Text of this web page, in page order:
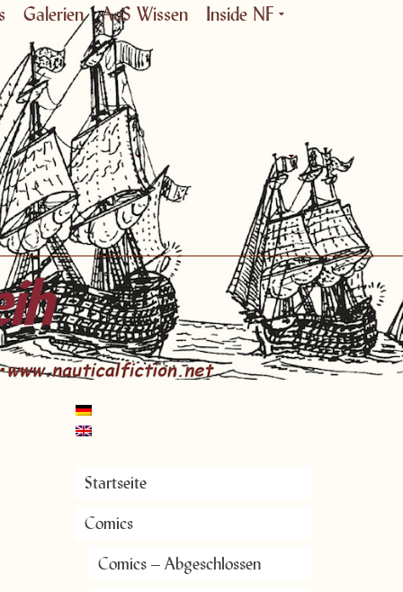
Galerien AoS Wissen Inside NF
Startseite
Comics
Comics – Abgeschlossen